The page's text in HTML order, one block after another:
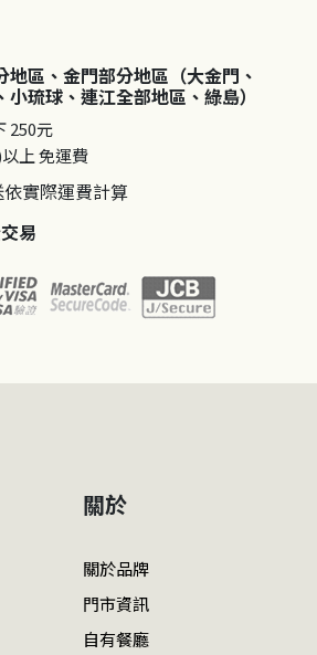
地區、金門部分地區（大金門、
小琉球、連江全部地區、綠島）
250元
上免運費
實際運費計算
易
關於
關於品牌
門市資訊
自有餐廳